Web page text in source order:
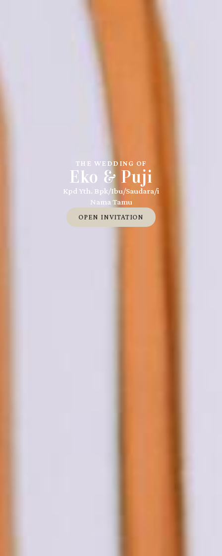
THE WEDDING OF
Eko & Puji
Kpd Yth. Bpk/Ibu/Saudara/i
Nama Tamu
OPEN INVITATION